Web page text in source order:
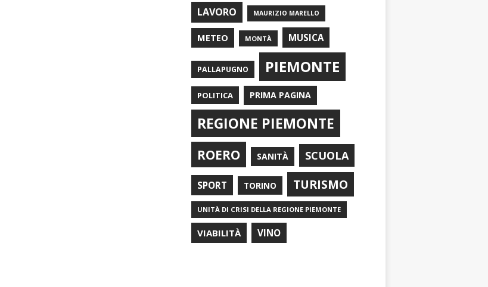
LAVORO MAURIZIO MARELLO
METEO MONTÀ MUSICA
PALLAPUGNO PIEMONTE
POLITICA PRIMA PAGINA
REGIONE PIEMONTE
ROERO SANITÀ SCUOLA
SPORT TORINO TURISMO
UNITÀ DI CRISI DELLA REGIONE PIEMONTE
VIABILITÀ VINO